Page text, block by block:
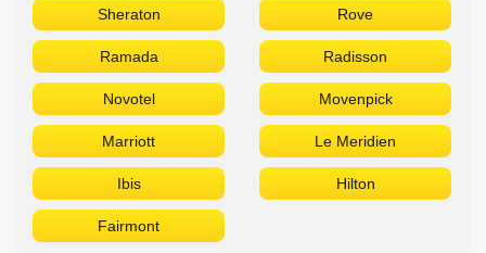
Sheraton Rove
Ramada Radisson
Novotel Movenpick
Marriott Le Meridien
Ibis Hilton
Fairmont